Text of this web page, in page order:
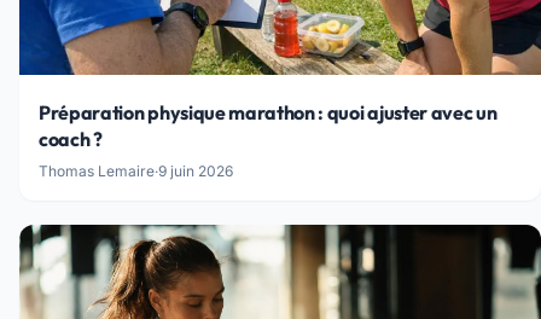
Préparation physique marathon : quoi ajuster avec un
coach ?
Thomas Lemaire·9 juin 2026